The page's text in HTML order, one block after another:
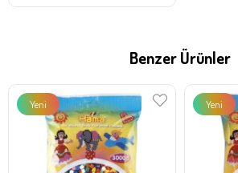
Benzer Ürünler
Yeni
Ürün
Yeni
Ürün